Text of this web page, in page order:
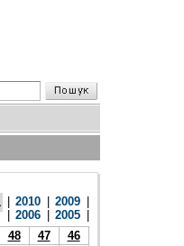
2010 2009
2006 2005
48 47
46